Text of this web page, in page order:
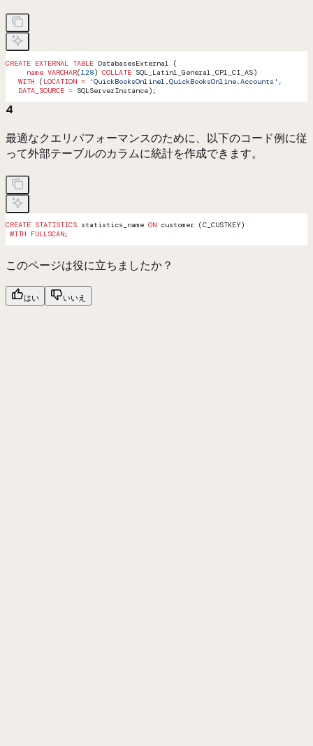
CREATE EXTERNAL TABLE DatabasesExternal (
     name
VARCHAR(128) COLLATE SQL_Latin1_General_CP1_CI_AS)
   WITH
( LOCATION = 'QuickBooksOnline1.QuickBooksOnline.Accounts' ,
   DATA_SOURCE
= SQLServerInstance);
4
最適なクエリパフォーマンスのために、以下のコード例に従
って外部テーブルのカラムに統計を作成できます。
CREATE STATISTICS statistics_name ON customer (C_CUSTKEY)
WITH FULLSCAN;
このページは役に立ちましたか？
はい いいえ